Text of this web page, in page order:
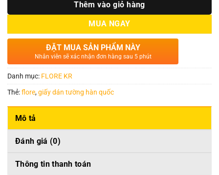
Thêm vào giỏ hàng
MUA NGAY
ĐẶT MUA SẢN PHẨM NÀY
Nhân viên sẽ xác nhận đơn hàng sau 5 phút
Danh mục: FLORE KR
Thẻ:flore,giấy dán tường hàn quốc
Mô tả
Đánh giá (0)
Thông tin thanh toán